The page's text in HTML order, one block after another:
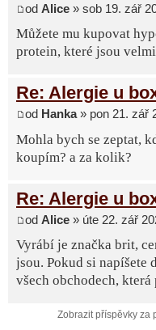
od Alice » sob 19. zář
Můžete mu kupovat
protein, které jsou
Re: Alergie u
od Hanka» pon 21. zář
Mohla bych se zeptat,
koupím? a za kolik?
Re: Alergie u
od Alice » úte 22. zář
Vyrábí je značka brit,
jsou. Pokud si napíšete
všech obchodech,
Zobrazit příspěvky za